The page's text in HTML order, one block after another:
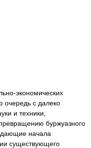
экономических
очередь с далеко
и техники,
буржуазного
начала
существующего